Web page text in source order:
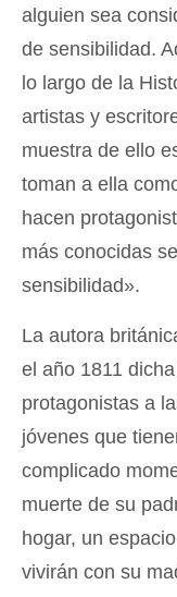
alguien sea
de sensibilidad.
lo largo de la
artistas y
muestra de ello
toman a ella
hacen
más conocidas
sensibilidad».
La autora
el año 1811
protagonistas a
jóvenes que
complicado
muerte de su
hogar, un
vivirán con su